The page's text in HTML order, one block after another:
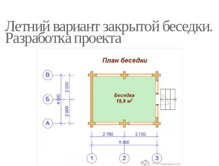
Летний вариант закрытой беседки.
Разработка проекта